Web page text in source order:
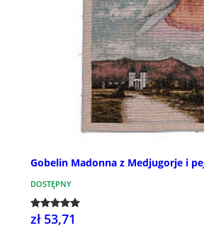
Gobelin Madonna z Medjugorje i
DOSTĘPNY
zł 53,71